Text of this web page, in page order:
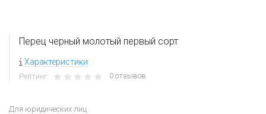
Перец черный молотый первый сорт
Характеристики
Рейтинг: 0 отзывов
Для юридических лиц